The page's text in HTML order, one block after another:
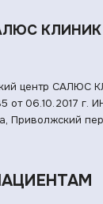
КЛИНИК
центр САЛЮС
06.10.2017 г.
Приволжский